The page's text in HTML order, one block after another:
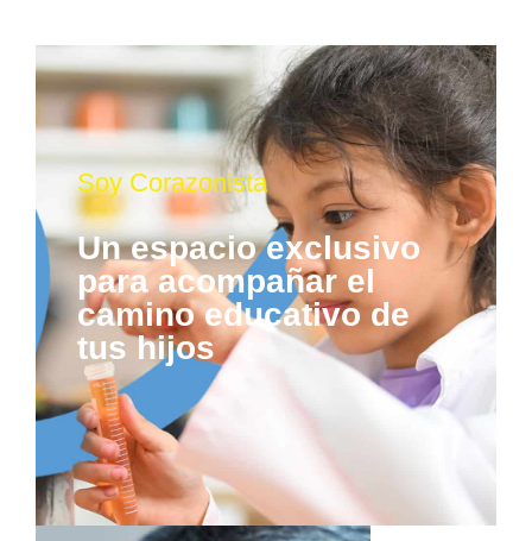
Soy Corazonista
Un espacio exclusivo
para acompañar el
camino educativo de
tus hijos